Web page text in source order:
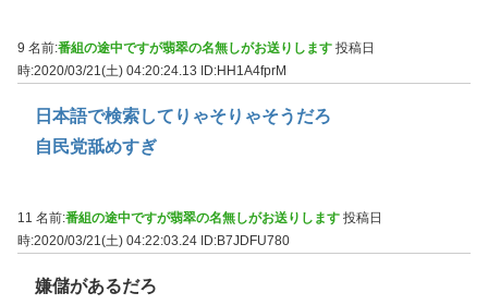
9 名前:番組の途中ですが翡翠の名無しがお送りします 投稿日
時:2020/03/21(土) 04:20:24.13 ID:HH1A4fprM
日本語で検索してりゃそりゃそうだろ
自民党舐めすぎ
11 名前:番組の途中ですが翡翠の名無しがお送りします 投稿日
時:2020/03/21(土) 04:22:03.24 ID:B7JDFU780
嫌儲があるだろ